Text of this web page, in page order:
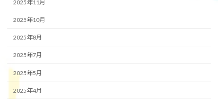
2025年11月
2025年10月
2025年8月
2025年7月
2025年5月
2025年4月